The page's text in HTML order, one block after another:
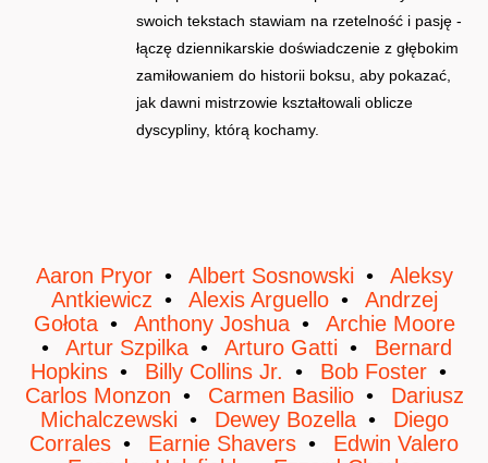
swoich tekstach stawiam na rzetelność i pasję -
łączę dziennikarskie doświadczenie z głębokim
zamiłowaniem do historii boksu, aby pokazać,
jak dawni mistrzowie kształtowali oblicze
dyscypliny, którą kochamy.
Aaron Pryor Albert Sosnowski
Aleksy
Antkiewicz
Alexis Arguello
Andrzej
Gołota
Anthony Joshua
Archie Moore
Artur Szpilka
Arturo Gatti
Bernard
Hopkins
Billy Collins Jr.
Bob Foster
Carlos Monzon
Carmen Basilio
Dariusz
Michalczewski
Dewey Bozella
Diego
Corrales
Earnie Shavers
Edwin Valero